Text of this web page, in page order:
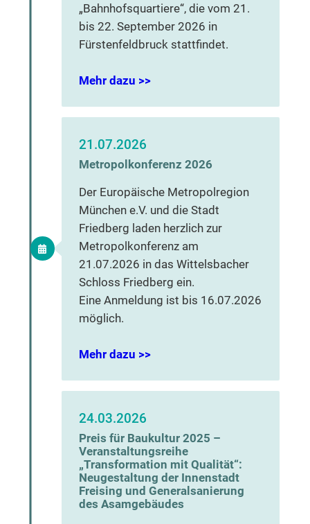
„Bahnhofsquartiere“, die vom 21.
bis 22. September 2026 in
Fürstenfeldbruck stattfindet.
Mehr dazu >>
21.07.2026
Metropolkonferenz 2026
Der Europäische Metropolregion
München e.V. und die Stadt
Friedberg laden herzlich zur
Metropolkonferenz am
21.07.2026 in das Wittelsbacher
Schloss Friedberg ein.
Eine Anmeldung ist bis 16.07.2026
möglich.
Mehr dazu >>
24.03.2026
Preis für Baukultur 2025 –
Veranstaltungsreihe
„Transformation mit Qualität“:
Neugestaltung der Innenstadt
Freising und Generalsanierung
des Asamgebäudes